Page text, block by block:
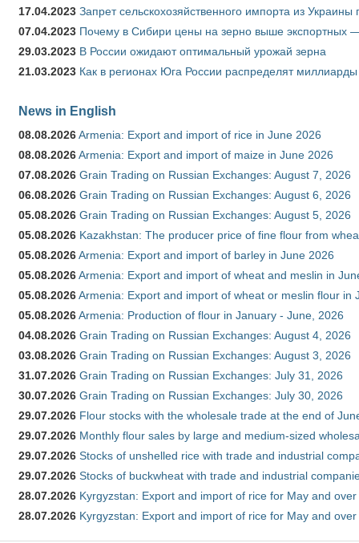
17.04.2023 Запрет сельскохозяйственного импорта из
07.04.2023 Почему в Сибири цены на зерно выше экспортных
29.03.2023 В России ожидают оптимальный урожай зерна
21.03.2023 Как в регионах Юга России распределят
News in English
08.08.2026Armenia: Export and import of rice in June 2026
08.08.2026Armenia: Export and import of maize in June 2026
07.08.2026 Grain Trading on Russian Exchanges: August 7, 2026
06.08.2026 Grain Trading on Russian Exchanges: August 6, 2026
05.08.2026 Grain Trading on Russian Exchanges: August 5, 2026
05.08.2026 Kazakhstan: The producer price of fine flour from
05.08.2026Armenia: Export and import of barley in June 2026
05.08.2026Armenia: Export and import of wheat and meslin in
05.08.2026Armenia: Export and import of wheat or meslin flour in
05.08.2026Armenia: Production of flour in January - June, 2026
04.08.2026 Grain Trading on Russian Exchanges: August 4, 2026
03.08.2026 Grain Trading on Russian Exchanges: August 3, 2026
31.07.2026 Grain Trading on Russian Exchanges: July 31, 2026
30.07.2026 Grain Trading on Russian Exchanges: July 30, 2026
29.07.2026 Flour stocks with the wholesale trade at the end of
29.07.2026 Monthly flour sales by large and medium-sized
29.07.2026 Stocks of unshelled rice with trade and industrial
29.07.2026 Stocks of buckwheat with trade and industrial
28.07.2026 Kyrgyzstan: Export and import of rice for May and
28.07.2026 Kyrgyzstan: Export and import of rice for May and